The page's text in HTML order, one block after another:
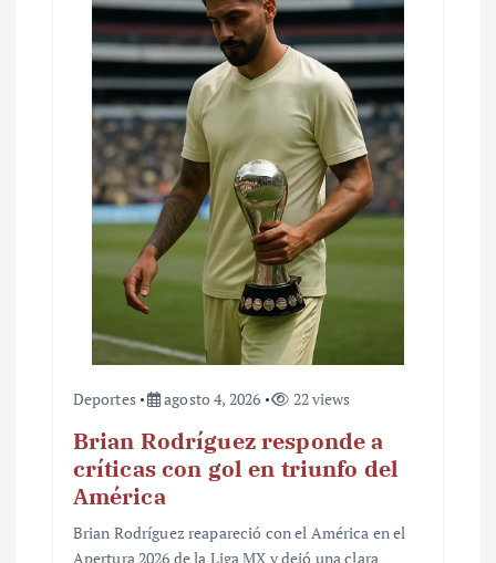
Deportes agosto 4, 2026 22 views
Brian Rodríguez responde a
críticas con gol en triunfo del
América
Brian Rodríguez reapareció con el América en el
Apertura 2026 de la Liga MX y dejó una clara